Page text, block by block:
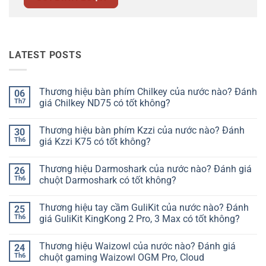
LATEST POSTS
06
Th7
Thương hiệu bàn phím Chilkey của nước nào? Đánh
giá Chilkey ND75 có tốt không?
bình
luận
ở
bàn
phím
Chilkey
nào?
Đánh
giá
có
tốt
không?
30
Th6
Thương hiệu bàn phím Kzzi của nước nào? Đánh
giá Kzzi K75 có tốt không?
bình
luận
ở
bàn
phím
Kzzi
nào?
Đánh
giá
26
Th6
Thương hiệu Darmoshark của nước nào? Đánh giá
chuột Darmoshark có tốt không?
bình
luận
ở
Darmoshark
của
nước
25
Th6
Thương hiệu tay cầm GuliKit của nước nào? Đánh
giá GuliKit KingKong 2 Pro, 3 Max có tốt không?
bình
luận
ở
24
Th6
Thương hiệu Waizowl của nước nào? Đánh giá
chuột gaming Waizowl OGM Pro, Cloud